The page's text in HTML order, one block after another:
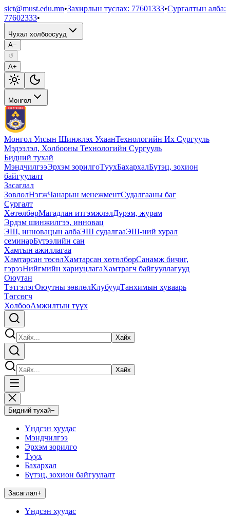
sict@must.edu.mn•Захирлын туслах: 77601333•Сургалтын алба:
77602333•
Чухал холбоосууд
A−
↺
A+
Монгол
Монгол Улсын Шинжлэх УхаанТехнологийн Их Сургууль
Мэдээлэл, Холбооны Технологийн Сургууль
Бидний тухай
МэндчилгээЭрхэм зорилгоТүүхБахархалБүтэц, зохион
байгуулалт
Засаглал
ЗөвлөлНэгжЧанарын менежментСудалгааны баг
Сургалт
ХөтөлбөрМагадлан итгэмжлэлДүрэм, журам
Эрдэм шинжилгээ, инновац
ЭШ, инновацын албаЭШ судалгааЭШ-ний хурал
семинарБүтээлийн сан
Хамтын ажиллагаа
Хамтарсан төсөлХамтарсан хөтөлбөрСанамж бичиг,
гэрээНийгмийн хариуцлагаХамтрагч байгууллагууд
Оюутан
ТэтгэлэгОюутны зөвлөлКлубуудТанхимын хуваарь
Төгсөгч
ХолбооАмжилтын түүх
Хайх
Хайх
Бидний тухай−
Үндсэн хуудас
Мэндчилгээ
Эрхэм зорилго
Түүх
Бахархал
Бүтэц, зохион байгуулалт
Засаглал+
Үндсэн хуудас